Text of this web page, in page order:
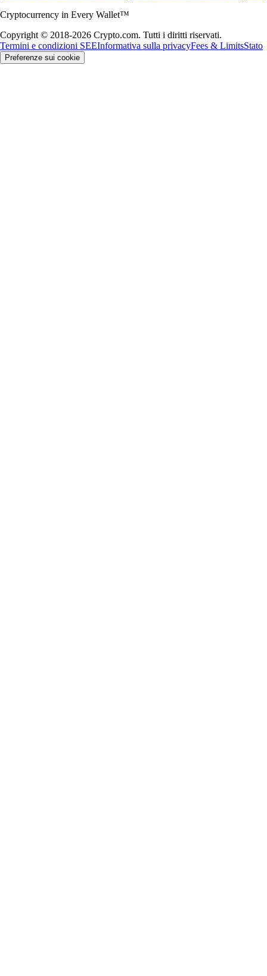
Cryptocurrency in Every Wallet™
Copyright © 2018-2026 Crypto.com. Tutti i diritti riservati.
Termini e condizioni SEEInformativa sulla privacyFees & LimitsStato
Preferenze sui cookie